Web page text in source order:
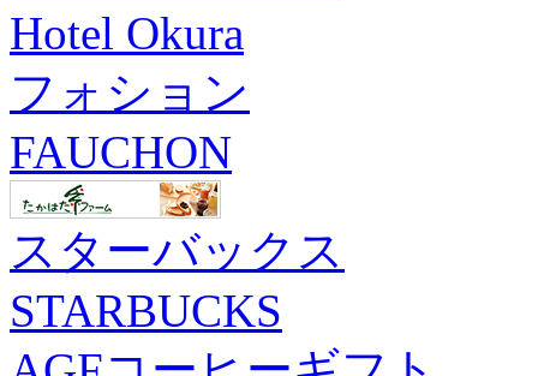
Hotel Okura
フォション
FAUCHON
スターバックス
STARBUCKS